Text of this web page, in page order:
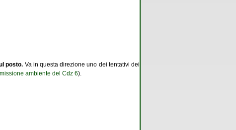
posto. Va in questa direzione uno dei tentativi dei
ambiente del Cdz 6).